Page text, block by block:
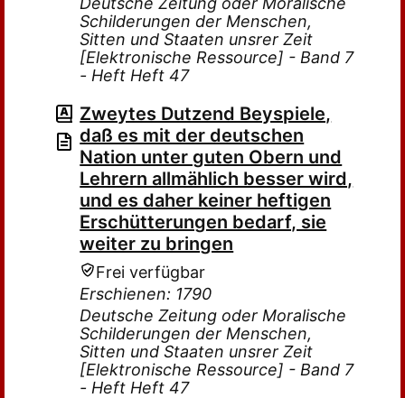
Schilderungen der Menschen,
Sitten und Staaten unsrer Zeit
[Elektronische Ressource] - Band 7
- Heft Heft 47
Zweytes Dutzend Beyspiele,
daß es mit der deutschen
Nation unter guten Obern und
Lehrern allmählich besser wird,
und es daher keiner heftigen
Erschütterungen bedarf, sie
weiter zu bringen
Frei verfügbar
Erschienen: 1790
Deutsche Zeitung oder Moralische
Schilderungen der Menschen,
Sitten und Staaten unsrer Zeit
[Elektronische Ressource] - Band 7
- Heft Heft 47